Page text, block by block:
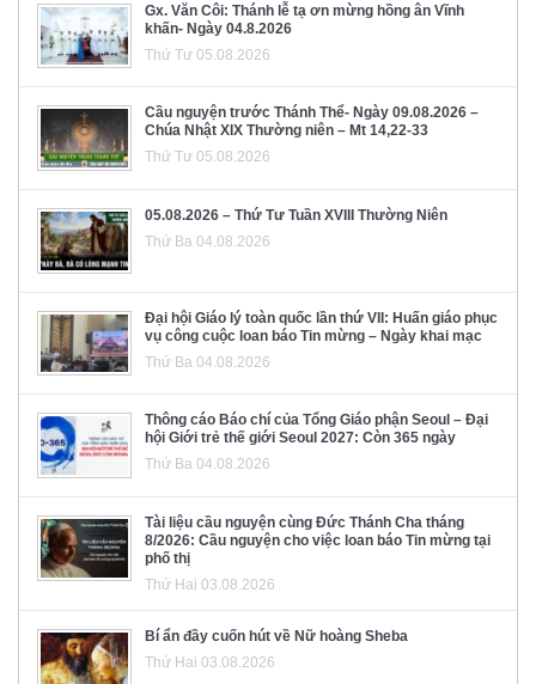
Gx. Văn Côi: Thánh lễ tạ ơn mừng hồng ân Vĩnh
khấn- Ngày 04.8.2026
Thứ Tư 05.08.2026
Cầu nguyện trước Thánh Thể- Ngày 09.08.2026 –
Chúa Nhật XIX Thường niên – Mt 14,22-33
Thứ Tư 05.08.2026
05.08.2026 – Thứ Tư Tuần XVIII Thường Niên
Thứ Ba 04.08.2026
Đại hội Giáo lý toàn quốc lần thứ VII: Huấn giáo phục
vụ công cuộc loan báo Tin mừng – Ngày khai mạc
Thứ Ba 04.08.2026
Thông cáo Báo chí của Tổng Giáo phận Seoul – Đại
hội Giới trẻ thế giới Seoul 2027: Còn 365 ngày
Thứ Ba 04.08.2026
Tài liệu cầu nguyện cùng Đức Thánh Cha tháng
8/2026: Cầu nguyện cho việc loan báo Tin mừng tại
phố thị
Thứ Hai 03.08.2026
Bí ẩn đầy cuốn hút về Nữ hoàng Sheba
Thứ Hai 03.08.2026